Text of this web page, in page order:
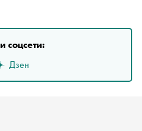
соцсети:
Дзен